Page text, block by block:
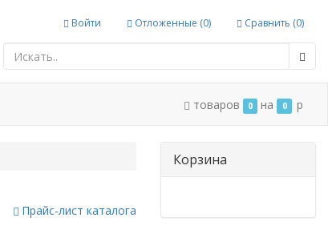
Войти Отложенные (0) Сравнить (0)
товаров 0 на 0 p
Прайс-лист каталога
Корзина